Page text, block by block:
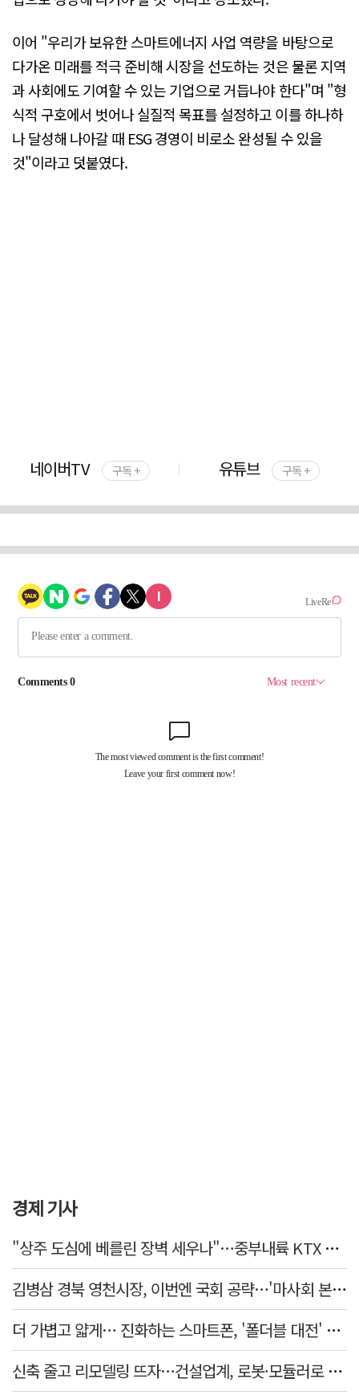
이어 "우리가 보유한 스마트에너지 사업 역량을 바탕으로
다가온 미래를 적극 준비해 시장을 선도하는 것은 물론 지역
과 사회에도 기여할 수 있는 기업으로 거듭나야 한다"며 "형
식적 구호에서 벗어나 실질적 목표를 설정하고 이를 하나하
나 달성해 나아갈 때 ESG 경영이 비로소 완성될 수 있을
것"이라고 덧붙였다.
네이버TV 구독 + 유튜브 구독 +
경제 기사
"상주 도심에 베를린 장벽 세우나"…중부내륙 KTX 흙둑 쌓기계획에 시민들 반발
김병삼 경북 영천시장, 이번엔 국회 공략…'마사회 본사 이전·광역교통망 확충' 요청
더 가볍고 얇게… 진화하는 스마트폰, '폴더블 대전' 열린다
신축 줄고 리모델링 뜨자…건설업계, 로봇·모듈러로 방향 튼다